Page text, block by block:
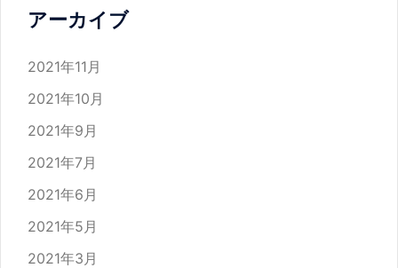
ビ
ー
シ
ン
アーカイブ
2021年11月
2021年10月
2021年9月
2021年7月
2021年6月
2021年5月
2021年3月